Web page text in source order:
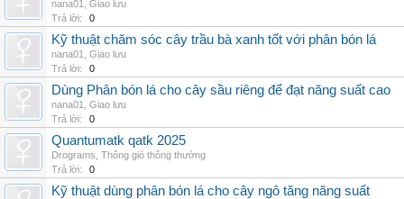
nana01
Giao lưu
Trả lời:
0
Kỹ thuật chăm sóc cây trầu bà xanh tốt với phân bón lá
nana01
Giao lưu
Trả lời:
0
Dùng Phân bón lá cho cây sầu riêng để đạt năng suất cao
nana01
Giao lưu
Trả lời:
0
Quantumatk qatk 2025
Drograms Thông gió thông thường
Trả lời:
0
Kỹ thuật dùng phân bón lá cho cây ngô tăng năng suất